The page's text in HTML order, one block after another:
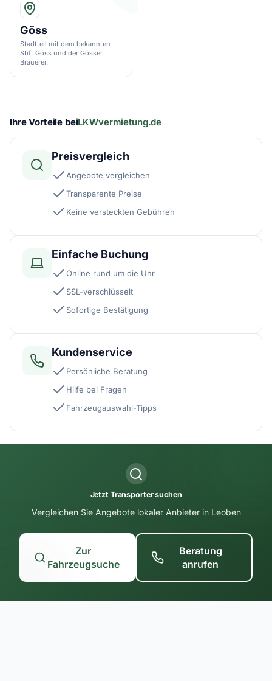
Göss
Stadtteil mit dem bekannten
Stift Göss und der Gösser
Brauerei.
Ihre Vorteile beiLKWvermietung.de
Preisvergleich
Angebote vergleichen
Transparente Preise
Keine versteckten Gebühren
Einfache Buchung
Online rund um die Uhr
SSL-verschlüsselt
Sofortige Bestätigung
Kundenservice
Persönliche Beratung
Hilfe bei Fragen
Fahrzeugauswahl-Tipps
Jetzt Transporter suchen
Vergleichen Sie Angebote lokaler Anbieter in Leoben
Zur
Fahrzeugsuche
Beratung
anrufen